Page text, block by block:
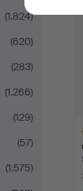
(1.824)
(620)
(283)
(1.266)
(129)
(57)
(1.575)